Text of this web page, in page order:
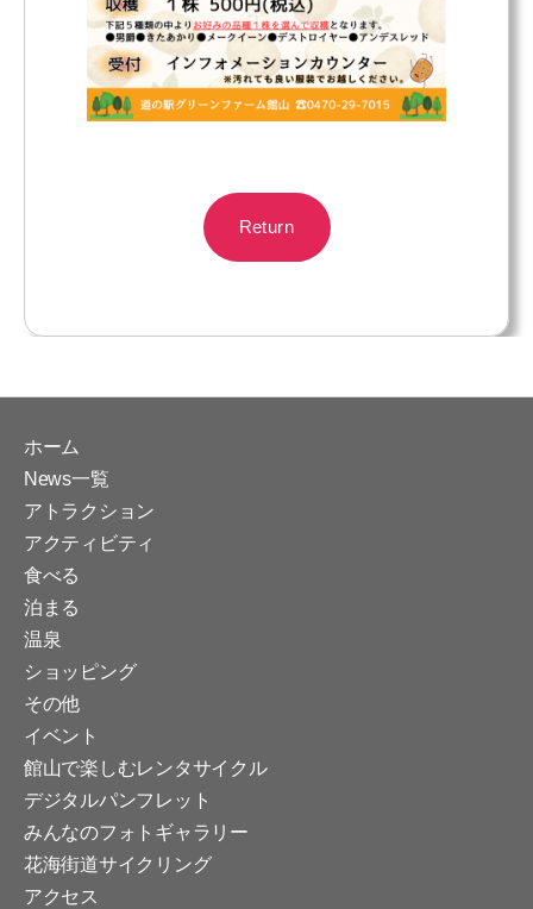
Return
ホーム
News一覧
アトラクション
アクティビティ
食べる
泊まる
温泉
ショッピング
その他
イベント
館山で楽しむレンタサイクル
デジタルパンフレット
みんなのフォトギャラリー
花海街道サイクリング
アクセス